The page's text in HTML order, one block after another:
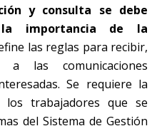
y consulta se debe
importancia de la
las reglas para recibir,
a las comunicaciones
Se requiere la
los trabajadores que se
del Sistema de Gestión